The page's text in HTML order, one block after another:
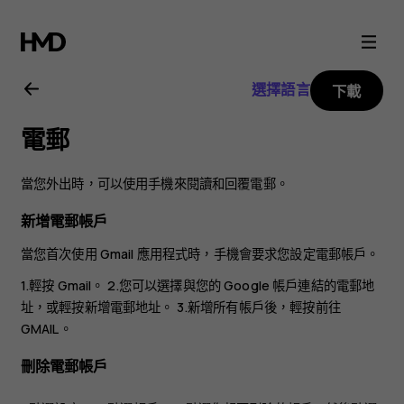
Nokia
6
用
戶
指
南
選擇語言 下載
電郵
當您外出時，可以使用手機來閱讀和回覆電郵。
新增電郵帳戶
當您首次使用 Gmail 應用程式時，手機會要求您設定電郵帳戶。
1.輕按 Gmail 。 2.您可以選擇與您的 Google 帳戶連結的電郵地
址，或輕按新增電郵地址 。 3.新增所有帳戶後，輕按前往
GMAIL 。
刪除電郵帳戶